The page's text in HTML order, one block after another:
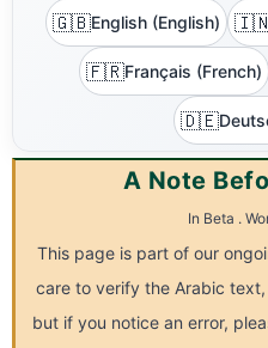
🇬🇧English (English)
🇫🇷Français (French)
🇩🇪
A Note
In Beta .
This page is part of our
care to verify the Arabic
but if you notice an error,